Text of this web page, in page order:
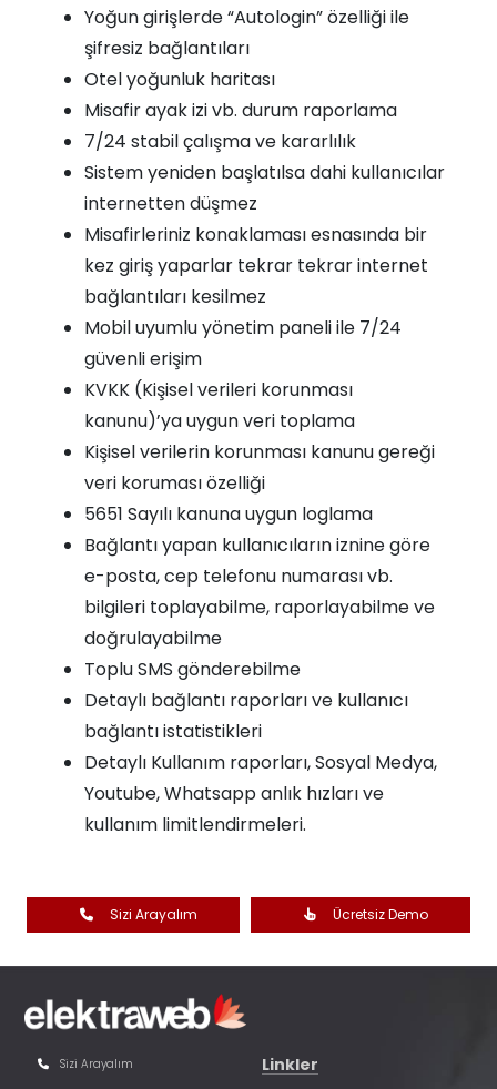
Yoğun girişlerde “Autologin” özelliği ile
şifresiz bağlantıları
Otel yoğunluk haritası
Misafir ayak izi vb. durum raporlama
7/24 stabil çalışma ve kararlılık
Sistem yeniden başlatılsa dahi kullanıcılar
internetten düşmez
Misafirleriniz konaklaması esnasında bir
kez giriş yaparlar tekrar tekrar internet
bağlantıları kesilmez
Mobil uyumlu yönetim paneli ile 7/24
güvenli erişim
KVKK (Kişisel verileri korunması
kanunu)’ya uygun veri toplama
Kişisel verilerin korunması kanunu gereği
veri koruması özelliği
5651 Sayılı kanuna uygun loglama
Bağlantı yapan kullanıcıların iznine göre
e-posta, cep telefonu numarası vb.
bilgileri toplayabilme, raporlayabilme ve
doğrulayabilme
Toplu SMS gönderebilme
Detaylı bağlantı raporları ve kullanıcı
bağlantı istatistikleri
Detaylı Kullanım raporları, Sosyal Medya,
Youtube, Whatsapp anlık hızları ve
kullanım limitlendirmeleri.
Sizi Arayalım Ücretsiz Demo
Sizi Arayalım Linkler